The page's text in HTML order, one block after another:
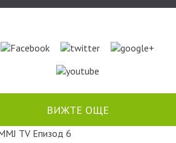
ВИЖТЕ ОЩЕ
TV Епизод 6